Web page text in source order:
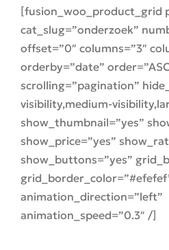
[fusion_woo_product_grid
cat_slug=”onderzoek”
offset=”0″ columns=”3″
orderby=”date”
scrolling=”pagination”
visibility,medium-
show_thumbnail=”yes”
show_price=”yes”
show_buttons=”yes”
animation_direction=”left”
animation_speed=”0.3″ /]